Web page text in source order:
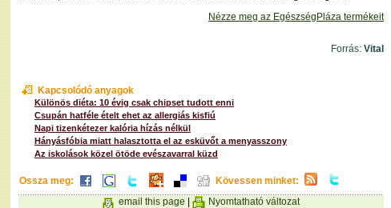
Nézze meg az EgészségPláza termékeit
Forrás: Vital
Kapcsolódó anyagok
Különös diéta: 10 évig csak chipset tudott enni
Csupán hatféle ételt ehet az allergiás kisfiú
Napi tizenkétezer kalória hízás nélkül
Hányásfóbia miatt halasztotta el az esküvőt a menyasszony
Az iskolások közel ötöde evészavarral küzd
Ossza meg:
Kövessen minket:
email this page
Nyomtatható változat